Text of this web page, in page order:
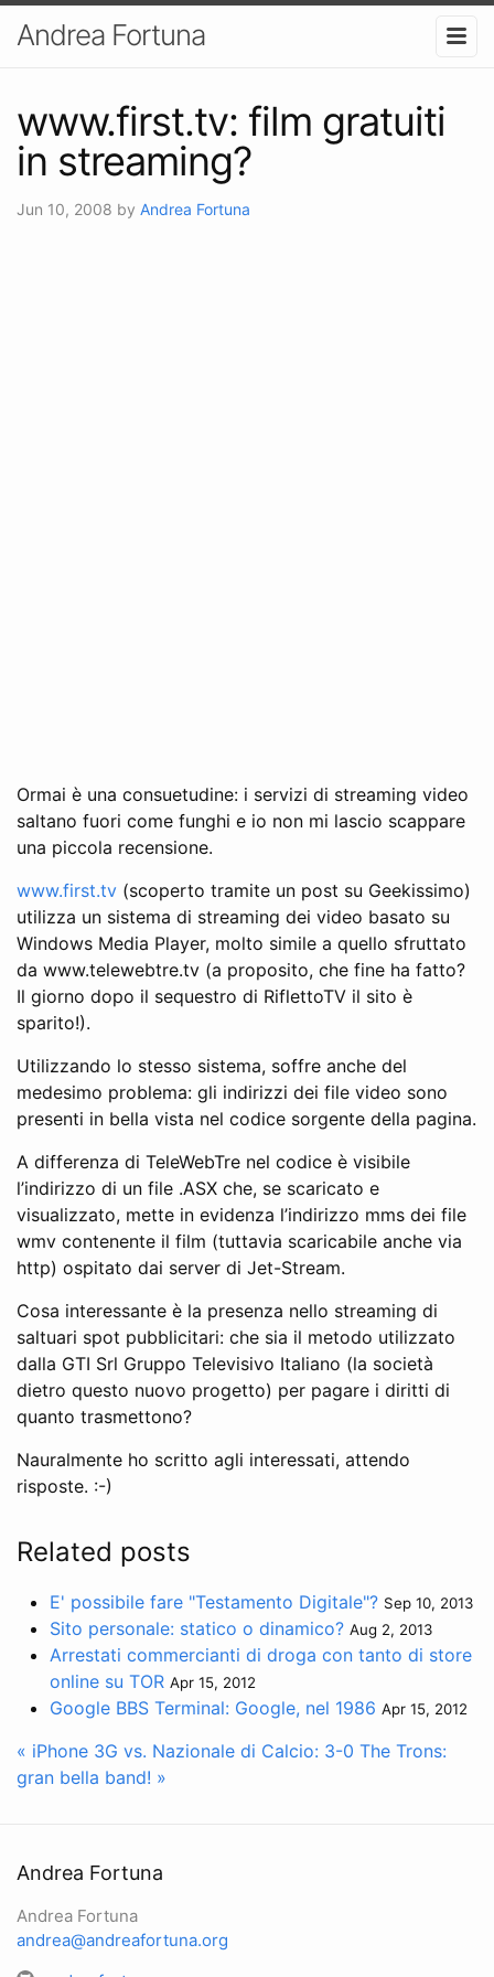
Andrea Fortuna
www.first.tv: film gratuiti
in streaming?
Jun 10, 2008 by Andrea Fortuna
Ormai è una consuetudine: i servizi di streaming video
saltano fuori come funghi e io non mi lascio scappare
una piccola recensione.
www.first.tv (scoperto tramite un post su Geekissimo)
utilizza un sistema di streaming dei video basato su
Windows Media Player, molto simile a quello sfruttato
da www.telewebtre.tv (a proposito, che fine ha fatto?
Il giorno dopo il sequestro di RiflettoTV il sito è
sparito!).
Utilizzando lo stesso sistema, soffre anche del
medesimo problema: gli indirizzi dei file video sono
presenti in bella vista nel codice sorgente della pagina.
A differenza di TeleWebTre nel codice è visibile
l’indirizzo di un file .ASX che, se scaricato e
visualizzato, mette in evidenza l’indirizzo mms dei file
wmv contenente il film (tuttavia scaricabile anche via
http) ospitato dai server di Jet-Stream.
Cosa interessante è la presenza nello streaming di
saltuari spot pubblicitari: che sia il metodo utilizzato
dalla GTI Srl Gruppo Televisivo Italiano (la società
dietro questo nuovo progetto) per pagare i diritti di
quanto trasmettono?
Nauralmente ho scritto agli interessati, attendo
risposte. :-)
Related posts
E' possibile fare "Testamento Digitale"? Sep 10, 2013
Sito personale: statico o dinamico? Aug 2, 2013
Arrestati commercianti di droga con tanto di store
online su TOR Apr 15, 2012
Google BBS Terminal: Google, nel 1986 Apr 15, 2012
« iPhone 3G vs. Nazionale di Calcio: 3-0 The Trons:
gran bella band! »
Andrea Fortuna
Andrea Fortuna
andrea@andreafortuna.org